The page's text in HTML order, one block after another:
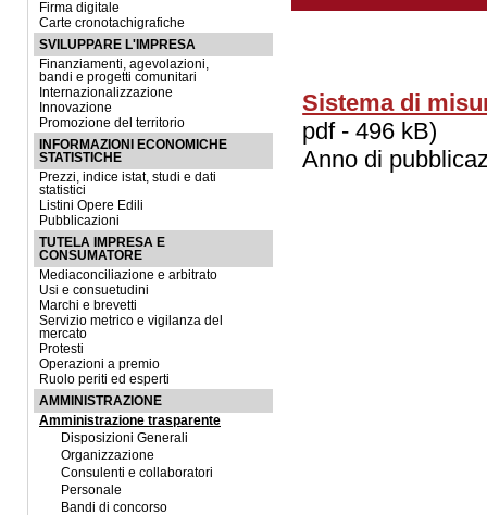
Firma digitale
Carte cronotachigrafiche
SVILUPPARE L'IMPRESA
Finanziamenti, agevolazioni,
bandi e progetti comunitari
Internazionalizzazione
Innovazione
Promozione del territorio
INFORMAZIONI ECONOMICHE
STATISTICHE
Prezzi, indice istat, studi e dati
statistici
Listini Opere Edili
Pubblicazioni
TUTELA IMPRESA E
CONSUMATORE
Mediaconciliazione e arbitrato
Usi e consuetudini
Marchi e brevetti
Servizio metrico e vigilanza del
mercato
Protesti
Operazioni a premio
Ruolo periti ed esperti
AMMINISTRAZIONE
Amministrazione trasparente
Disposizioni Generali
Organizzazione
Consulenti e collaboratori
Personale
Bandi di concorso
Sistema di
pdf - 496 kB)
Anno di